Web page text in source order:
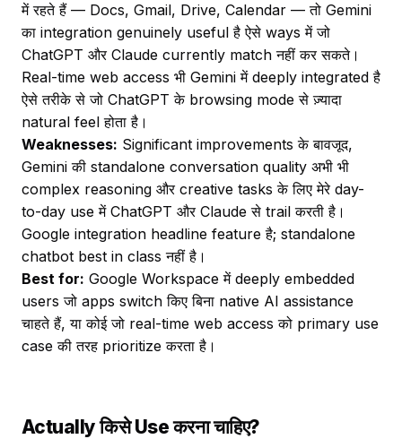
में रहते हैं — Docs, Gmail, Drive, Calendar — तो Gemini
का integration genuinely useful है ऐसे ways में जो
ChatGPT और Claude currently match नहीं कर सकते।
Real-time web access भी Gemini में deeply integrated है
ऐसे तरीके से जो ChatGPT के browsing mode से ज़्यादा
natural feel होता है।
Weaknesses: Significant improvements के बावजूद,
Gemini की standalone conversation quality अभी भी
complex reasoning और creative tasks के लिए मेरे day-
to-day use में ChatGPT और Claude से trail करती है।
Google integration headline feature है; standalone
chatbot best in class नहीं है।
Best for: Google Workspace में deeply embedded
users जो apps switch किए बिना native AI assistance
चाहते हैं, या कोई जो real-time web access को primary use
case की तरह prioritize करता है।
Actually किसे Use करना चाहिए?